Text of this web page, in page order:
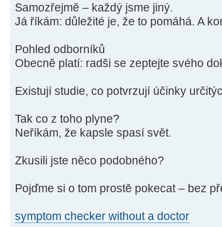
Samozřejmě – každý jsme jiný.
Já říkám: důležité je, že to pomáhá. A
Pohled odborníků
Obecně platí: radši se zeptejte svého
Existují studie, co potvrzují účinky
Tak co z toho plyne?
Neříkám, že kapsle spasí svět.
Zkusili jste něco podobného?
Pojďme si o tom prostě pokecat – bez
symptom checker without a doctor